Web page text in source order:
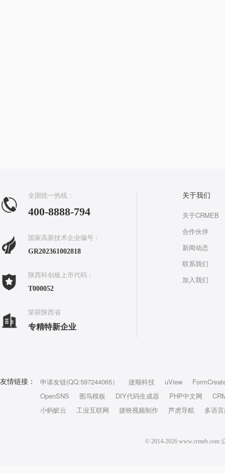
全国统一热线：
400-8888-794
国家高新技术企业编号：
GR202361002818
陕西科创板上市代码：
T000052
荣获陕西省
专精特新企业
关于我们
关于CRMEB
合作伙伴
新闻动态
联系我们
加入我们
友情链接： 申请友链(QQ:597244065） 捷顺科技 uView
OpenSNS
图鸟模板 DIY代码生成器 PHP中文网
小蚂蚁云
工业互联网 捷映视频制作 芦虎导航 多语
© 2014-2026